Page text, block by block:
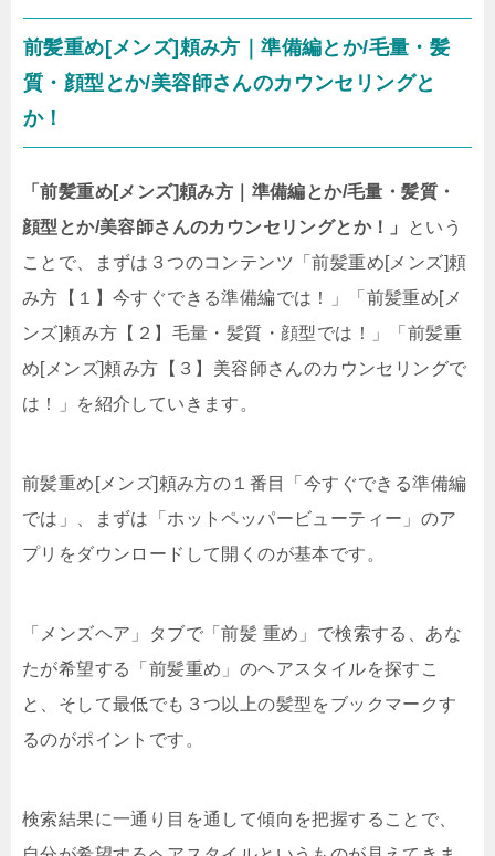
前髪重め[メンズ]頼み方｜準備編とか/毛量・髪
質・顔型とか/美容師さんのカウンセリングと
か！
「前髪重め[メンズ]頼み方｜準備編とか/毛量・髪質・
顔型とか/美容師さんのカウンセリングとか！」
という
ことで、まずは３つのコンテンツ「前髪重め[メンズ]頼
み方【１】今すぐできる準備編では！」「前髪重め[メ
ンズ]頼み方【２】毛量・髪質・顔型では！」「前髪重
め[メンズ]頼み方【３】美容師さんのカウンセリングで
は！」を紹介していきます。
前髪重め[メンズ]頼み方の１番目「今すぐできる準備編
では」、まずは「ホットペッパービューティー」のア
プリをダウンロードして開くのが基本です。
「メンズヘア」タブで「前髪 重め」で検索する、あな
たが希望する「前髪重め」のヘアスタイルを探すこ
と、そして最低でも３つ以上の髪型をブックマークす
るのがポイントです。
検索結果に一通り目を通して傾向を把握することで、